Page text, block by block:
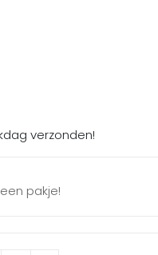
verzonden!
pakje!